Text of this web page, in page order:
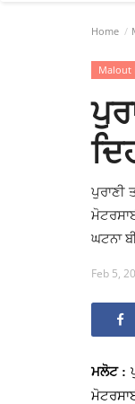
Home
Malout
ਪੁਰਾਣੀ
ਘਟਨਾ
Feb 5,
ਮਲੋਟ :